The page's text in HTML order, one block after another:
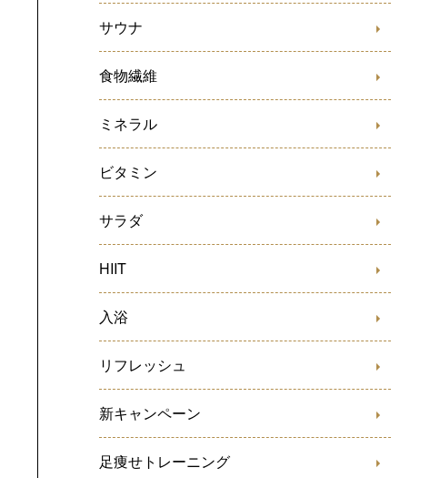
サウナ
食物繊維
ミネラル
ビタミン
サラダ
HIIT
入浴
リフレッシュ
新キャンペーン
足痩せトレーニング